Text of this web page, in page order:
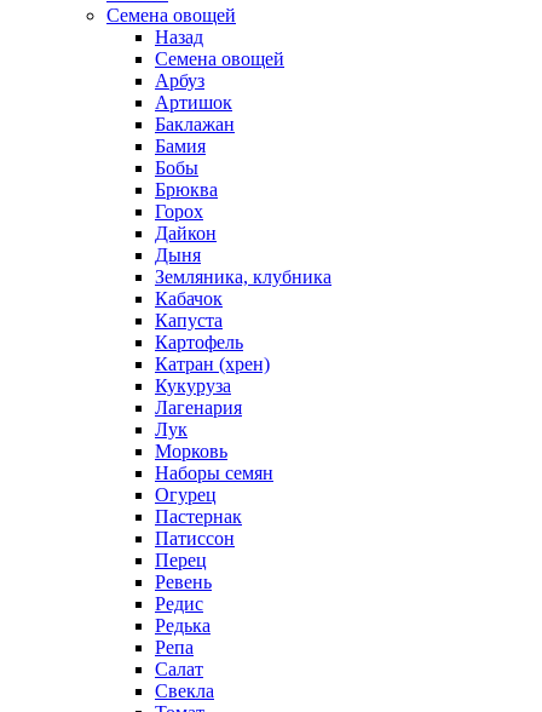
Семена овощей
Назад
Семена овощей
Арбуз
Артишок
Баклажан
Бамия
Бобы
Брюква
Горох
Дайкон
Дыня
Земляника, клубника
Кабачок
Капуста
Картофель
Катран (хрен)
Кукуруза
Лагенария
Лук
Морковь
Наборы семян
Огурец
Пастернак
Патиссон
Перец
Ревень
Редис
Редька
Репа
Салат
Свекла